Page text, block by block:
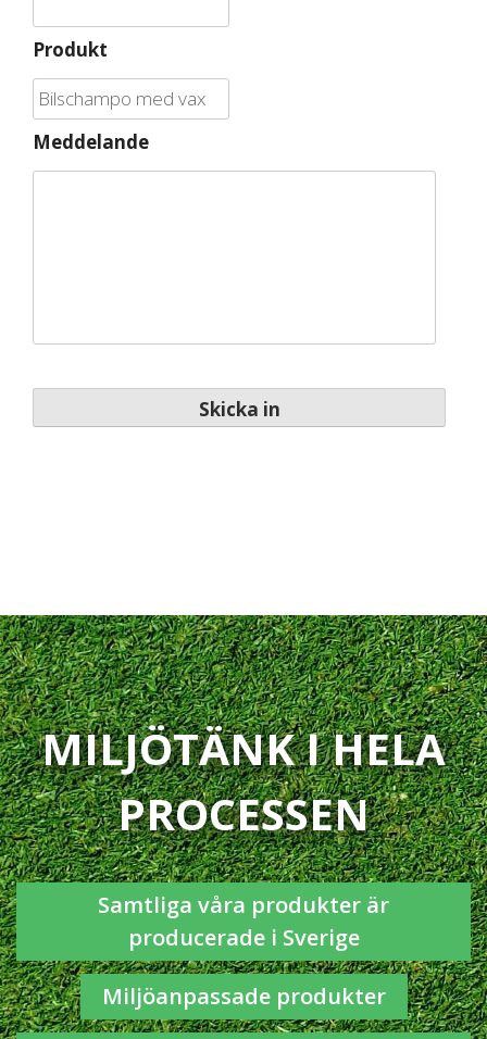
Produkt
Meddelande
MILJÖTÄNK I HELA
PROCESSEN
Samtliga våra produkter är
producerade i Sverige
Miljöanpassade produkter